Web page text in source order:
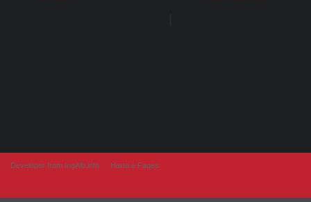
Developer from IngAlb.info Harta e Faqes